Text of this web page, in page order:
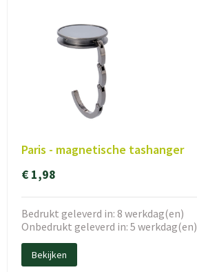
Paris - magnetische tashanger
€ 1,98
Bedrukt geleverd in: 8 werkdag(en)
Onbedrukt geleverd in: 5 werkdag(en)
Bekijken